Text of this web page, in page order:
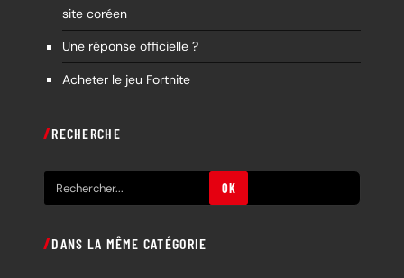
site coréen
Une réponse officielle ?
Acheter le jeu Fortnite
RECHERCHE
e
h
OK
DANS LA MÊME CATÉGORIE